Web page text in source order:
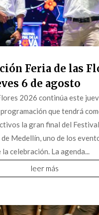
Feria de las
6 de agosto
2026 continúa este
que tendrá
la gran final del
Medellín, uno de los
celebración. La agenda...
leer más